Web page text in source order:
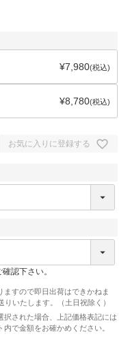
¥7,980 税込
¥8,780 税込
お気に入りに登録する
認下さい。
すので即日出荷はできかねま
いたします。（土日祝除く）
択された場合、上記価格表記には
で金額をお確かめください。